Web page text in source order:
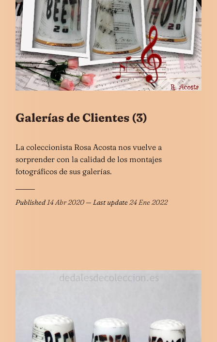
Galerías de Clientes (3)
La coleccionista Rosa Acosta nos vuelve a
sorprender con la calidad de los montajes
fotográficos de sus galerías.
Published14 Abr 2020— Last update24 Ene 2022